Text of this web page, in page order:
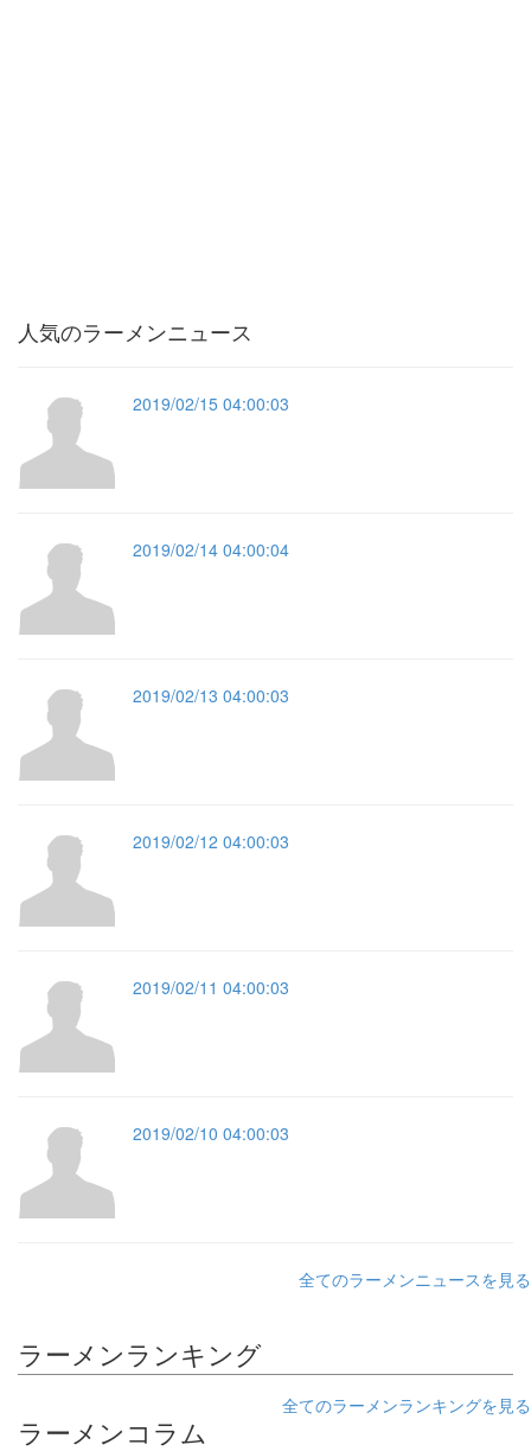
人気のラーメンニュース
2019/02/15 04:00:03
2019/02/14 04:00:04
2019/02/13 04:00:03
2019/02/12 04:00:03
2019/02/11 04:00:03
2019/02/10 04:00:03
全てのラーメンニュースを見る
ラーメンランキング
全てのラーメンランキングを見る
ラーメンコラム